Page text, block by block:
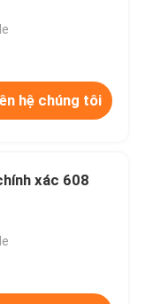
hệ chúng tôi
xác 608